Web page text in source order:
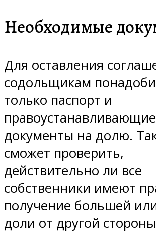
Необходимые
Для оставления
содольщикам
только паспорт и
правоустанавливающие
документы на долю.
сможет проверить,
действительно ли все
собственники имеют
получение большей
доли от другой